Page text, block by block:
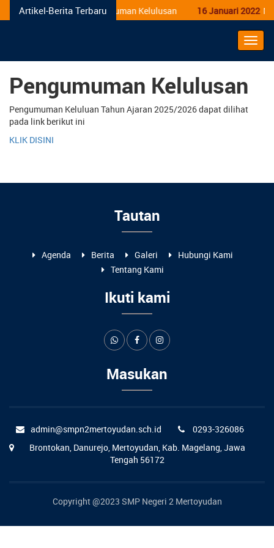
Artikel-Berita Terbaru
01 Juni 2026 Pengumuman Kelulusan 16 Januari 2022
Pengumuman Kelulusan
Pengumuman Keluluan Tahun Ajaran 2025/2026 dapat dilihat
pada link berikut ini
KLIK DISINI
Tautan
Agenda Berita Galeri
Hubungi Kami
Tentang Kami
Ikuti kami
Masukan
admin@smpn2mertoyudan.sch.id
0293-326086
Brontokan, Danurejo, Mertoyudan, Kab. Magelang, Jawa
Tengah 56172
Copyright @2023 SMP Negeri 2 Mertoyudan